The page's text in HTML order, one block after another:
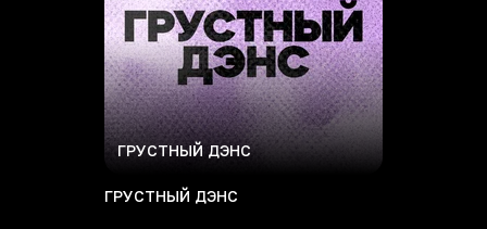
ГРУСТНЫЙ ДЭНС
ГРУСТНЫЙ ДЭНС